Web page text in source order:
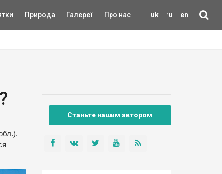
uk ru en
Природа Галереї Про нас
Станьте нашим автором